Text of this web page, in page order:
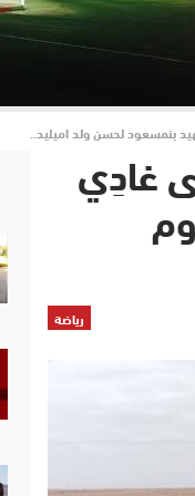
بنمسعود لحسن ولد اميليد..
غادِي
رياضة